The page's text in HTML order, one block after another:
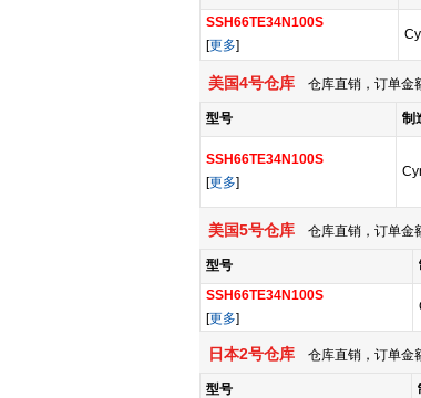
SSH66TE34N100S
[更多]
美国4号仓库 仓库直销，订单金
型号 制
SSH66TE34N100S
[更多]
美国5号仓库 仓库直销，订单金
型号
SSH66TE34N100S
[更多]
日本2号仓库 仓库直销，订单金
型号